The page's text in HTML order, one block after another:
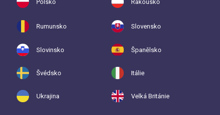
Polsko Rakousko
Rumunsko Slovensko
Slovinsko Španělsko
Švédsko Itálie
Ukrajina Velká Británie